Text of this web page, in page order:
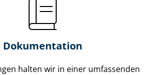
Dokumentation
halten wir in einer umfassenden